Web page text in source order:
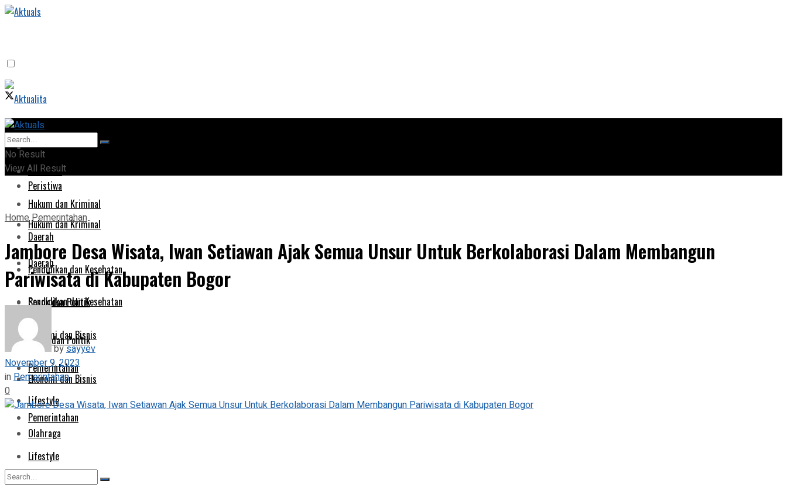
Home
Peristiwa
Hukum dan Kriminal
Daerah
Pendidikan dan Kesehatan
Sosok dan Politik
Ekonomi dan Bisnis
Pemerintahan
Lifestyle
Olahraga
Home
Peristiwa
Hukum dan Kriminal
Daerah
Pendidikan dan Kesehatan
Sosok dan Politik
Ekonomi dan Bisnis
Pemerintahan
Lifestyle
No Result
View All Result
HomePemerintahan
Jambore Desa Wisata, Iwan Setiawan Ajak Semua Unsur Untuk Berkolaborasi Dalam Membangun
Pariwisata di Kabupaten Bogor
bysayyev
November 9, 2023
inPemerintahan
0